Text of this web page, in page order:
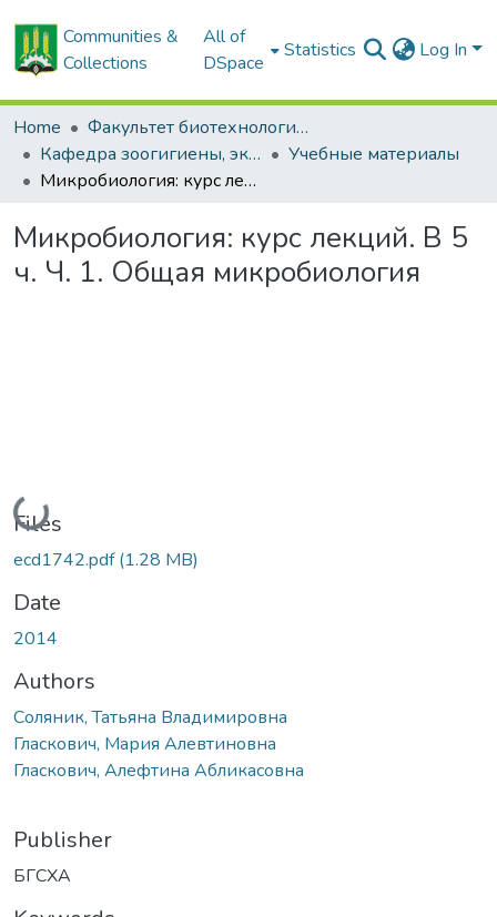
Communities &
Collections
All of
DSpace
Statistics Log In
Home
Факультет биотехнологии и аквакультуры
Кафедра зоогигиены, экологии и микробиологии
Учебные материалы
Микробиология: курс лекций. В 5 ч. Ч. 1. Общая микробиология
Микробиология: курс лекций. В 5
ч. Ч. 1. Общая микробиология
Loading...
Files
ecd1742.pdf(1.28 MB)
Date
2014
Authors
Соляник, Татьяна Владимировна
Гласкович, Мария Алевтиновна
Гласкович, Алефтина Абликасовна
Publisher
БГСХА